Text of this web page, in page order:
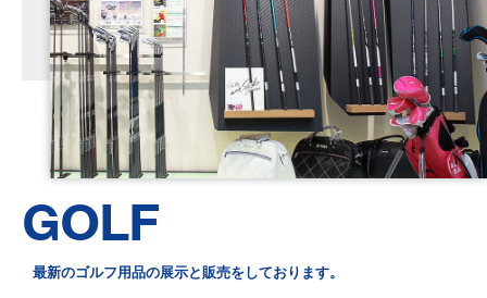
GOLF
最新のゴルフ用品の展示と販売をしております。